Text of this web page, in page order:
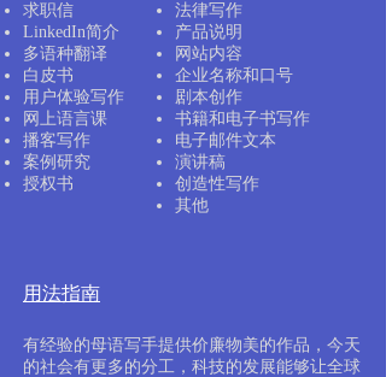
求职信
LinkedIn简介
多语种翻译
白皮书
用户体验写作
网上语言课
播客写作
案例研究
授权书
法律写作
产品说明
网站内容
企业名称和口号
剧本创作
书籍和电子书写作
电子邮件文本
演讲稿
创造性写作
其他
用法指南
有经验的母语写手提供价廉物美的作品，今天
的社会有更多的分工，科技的发展能够让全球